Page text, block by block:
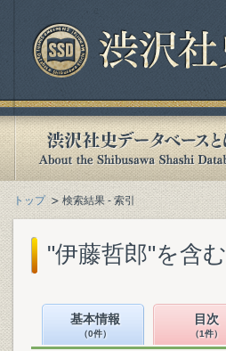
トップ 検索結果 - 索引
"伊藤哲郎"を含
基本情報
（0件）
目次
（1件）